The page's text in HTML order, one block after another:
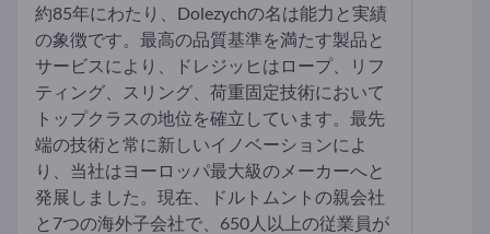
約85年にわたり、Dolezychの名は能力と実績
の象徴です。最高の品質基準を満たす製品と
サービスにより、ドレジッヒはロープ、リフ
ティング、スリング、荷重固定技術において
トップクラスの地位を確立しています。最先
端の技術と常に新しいイノベーションによ
り、当社はヨーロッパ最大級のメーカーへと
発展しました。現在、ドルトムントの親会社
と7つの海外子会社で、650人以上の従業員が